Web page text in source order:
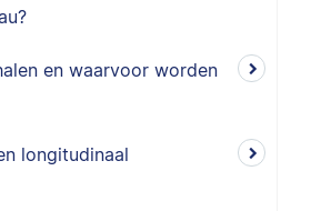
en waarvoor worden
longitudinaal